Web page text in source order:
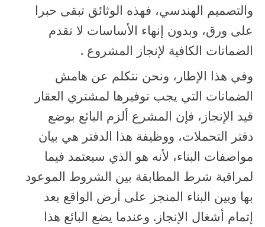
والتصميم الهندسي، فهذه الوثائق تبقى حبرا
على ورق، وبدون إنهاء الأساسات لا تقدم
الضمانات الكافية لإنجاز المشروع .
وفي هذا الإطار، ونحن نتكلم عن هامش
الضمانات التي يجب توفيرها لمشتري العقار
قيد الإنجاز، فإن المشرع ألزم البائع بوضع
دفتر التحملات، ووظيفة هذا الدفتر هي بيان
مواصفات البناء، لأنه هو الذي سيعتمد فيما
لمراقبة شرط المطابقة بين الشروط الموعود
بها وبين البناء المنجز على أرض الواقع بعد
إتمام أشغال الإنجاز. وعندما يضع البائع هذا